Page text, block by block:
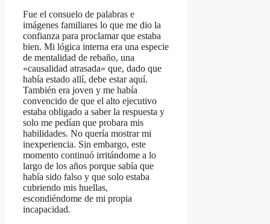
Fue el consuelo de palabras e
imágenes familiares lo que me dio la
confianza para proclamar que estaba
bien. Mi lógica interna era una especie
de mentalidad de rebaño, una
«causalidad atrasada» que, dado que
había estado allí, debe estar aquí.
También era joven y me había
convencido de que el alto ejecutivo
estaba obligado a saber la respuesta y
solo me pedían que probara mis
habilidades. No quería mostrar mi
inexperiencia. Sin embargo, este
momento continuó irritándome a lo
largo de los años porque sabía que
había sido falso y que solo estaba
cubriendo mis huellas,
escondiéndome de mi propia
incapacidad.